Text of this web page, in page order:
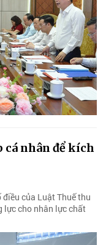
nhân để kích
của Luật Thuế thu
lực cho nhân lực chất